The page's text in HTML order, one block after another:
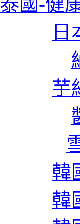
泰國-健
日
芋
韓
韓